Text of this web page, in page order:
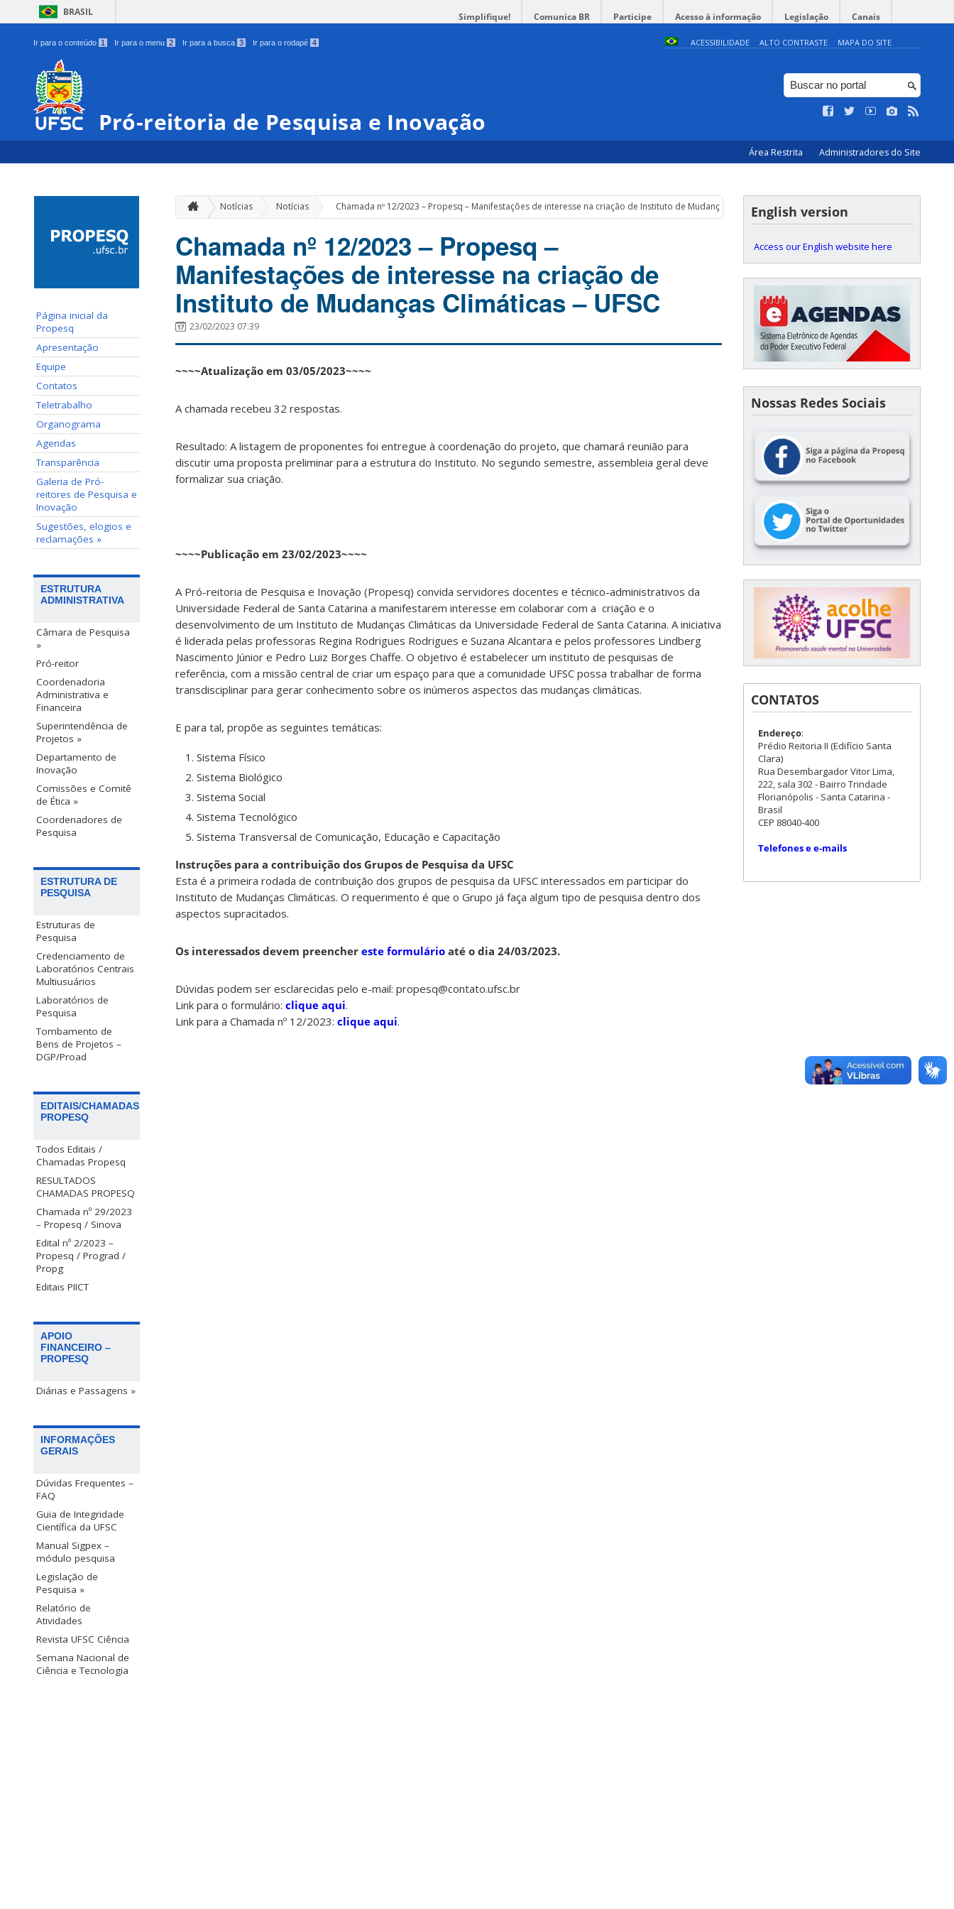
BRASIL Simplifique! Comunica BR Participe Acesso à informação Legislação Canais
Ir para o conteúdo 1 Ir para o menu 2 Ir para a busca 3 Ir para o rodapé 4 ACESSIBILIDADE ALTO CONTRASTE MAPA DO SITE
Pró-reitoria de Pesquisa e Inovação
Área Restrita Administradores do Site
Página inicial da
Propesq
Apresentação
Equipe
Contatos
Teletrabalho
Organograma
Agendas
Transparência
Galeria de Pró-
reitores de Pesquisa e
Inovação
Sugestões, elogios e
reclamações »
ESTRUTURA
ADMINISTRATIVA
Câmara de Pesquisa
»
Pró-reitor
Coordenadoria
Administrativa e
Financeira
Superintendência de
Projetos »
Departamento de
Inovação
Comissões e Comitê
de Ética »
Coordenadores de
Pesquisa
ESTRUTURA DE
PESQUISA
Estruturas de
Pesquisa
Credenciamento de
Laboratórios Centrais
Multiusuários
Laboratórios de
Pesquisa
Tombamento de
Bens de Projetos –
DGP/Proad
EDITAIS/CHAMADAS
PROPESQ
Todos Editais /
Chamadas Propesq
RESULTADOS
CHAMADAS PROPESQ
Chamada nº 29/2023
– Propesq / Sinova
Edital nº 2/2023 –
Propesq / Prograd /
Propg
Editais PIICT
APOIO
FINANCEIRO –
PROPESQ
Diárias e Passagens »
INFORMAÇÕES
GERAIS
Dúvidas Frequentes –
FAQ
Guia de Integridade
Científica da UFSC
Manual Sigpex –
módulo pesquisa
Legislação de
Pesquisa »
Relatório de
Atividades
Revista UFSC Ciência
Semana Nacional de
Ciência e Tecnologia
Notícias Notícias » Chamada nº 12/2023 – Propesq – Manifestações de interesse na criação de Instituto de Mudanças Climáticas – UFSC
Chamada nº 12/2023 – Propesq –
Manifestações de interesse na criação de
Instituto de Mudanças Climáticas – UFSC
23/02/2023 07:39
~~~~Atualização em 03/05/2023~~~~
A chamada recebeu 32 respostas.
Resultado: A listagem de proponentes foi entregue à coordenação do projeto, que chamará reunião para
discutir uma proposta preliminar para a estrutura do Instituto. No segundo semestre, assembleia geral deve
formalizar sua criação.
~~~~Publicação em 23/02/2023~~~~
A Pró-reitoria de Pesquisa e Inovação (Propesq) convida servidores docentes e técnico-administrativos da
Universidade Federal de Santa Catarina a manifestarem interesse em colaborar com a criação e o
desenvolvimento de um Instituto de Mudanças Climáticas da Universidade Federal de Santa Catarina. A iniciativa
é liderada pelas professoras Regina Rodrigues Rodrigues e Suzana Alcantara e pelos professores Lindberg
Nascimento Júnior e Pedro Luiz Borges Chaffe. O objetivo é estabelecer um instituto de pesquisas de
referência, com a missão central de criar um espaço para que a comunidade UFSC possa trabalhar de forma
transdisciplinar para gerar conhecimento sobre os inúmeros aspectos das mudanças climáticas.
E para tal, propõe as seguintes temáticas:
Sistema Físico
Sistema Biológico
Sistema Social
Sistema Tecnológico
Sistema Transversal de Comunicação, Educação e Capacitação
Instruções para a contribuição dos Grupos de Pesquisa da UFSC
Esta é a primeira rodada de contribuição dos grupos de pesquisa da UFSC interessados em participar do
Instituto de Mudanças Climáticas. O requerimento é que o Grupo já faça algum tipo de pesquisa dentro dos
aspectos supracitados.
Os interessados devem preencher este formulário até o dia 24/03/2023.
Dúvidas podem ser esclarecidas pelo e-mail: propesq@contato.ufsc.br
Link para o formulário: clique aqui.
Link para a Chamada nº 12/2023: clique aqui.
English version
Access our English website here
Nossas Redes Sociais
CONTATOS
Endereço:
Prédio Reitoria II (Edifício Santa
Clara)
Rua Desembargador Vitor Lima,
222, sala 302 - Bairro Trindade
Florianópolis - Santa Catarina -
Brasil
CEP 88040-400
Telefones e e-mails